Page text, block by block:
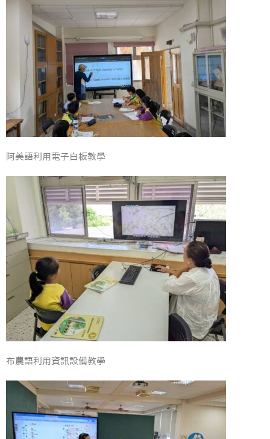
阿美語利用電子白板教學
布農語利用資訊設備教學